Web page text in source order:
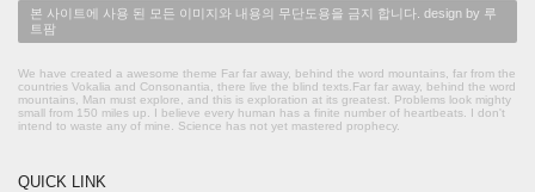
본 사이트에 사용 된 모든 이미지와 내용의 무단도용을 금지 합니다. design by 루
트팜
We have created a awesome theme Far far away, behind the word mountains, far from the
countries Vokalia and Consonantia, there live the blind texts.Far far away, behind the word
mountains, Man must explore, and this is exploration at its greatest. Problems look mighty
small from 150 miles up. I believe every human has a finite number of heartbeats. I don't
intend to waste any of mine. Science has not yet mastered prophecy.
QUICK LINK